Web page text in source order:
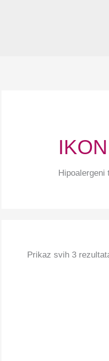
Hipoalergeni
Prikaz svih 3